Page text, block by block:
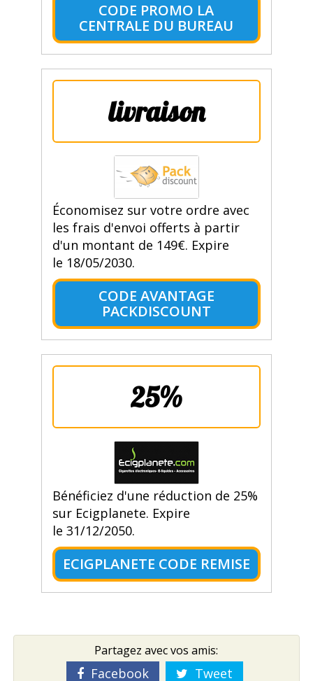
CODE PROMO LA
CENTRALE DU BUREAU
livraison
Économisez sur votre ordre avec
les frais d'envoi offerts à partir
d'un montant de 149€. Expire
le 18/05/2030.
CODE AVANTAGE
PACKDISCOUNT
25%
Bénéficiez d'une réduction de 25%
sur Ecigplanete. Expire
le 31/12/2050.
ECIGPLANETE CODE REMISE
Partagez avec vos amis:
Facebook Tweet